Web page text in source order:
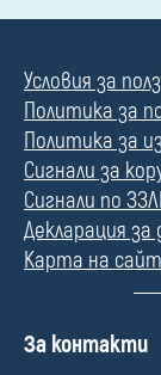
Условия за
Политика за
Политика за
Сигнали за
Сигнали по
Декларация
Карта на
П
За контакти